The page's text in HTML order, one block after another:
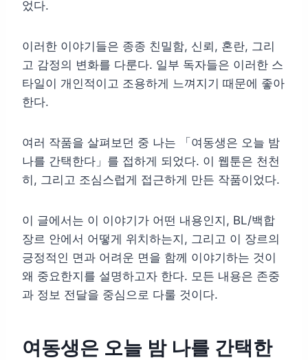
었다.
이러한 이야기들은 종종 친밀함, 신뢰, 혼란, 그리
고 감정의 변화를 다룬다. 일부 독자들은 이러한 스
타일이 개인적이고 조용하게 느껴지기 때문에 좋아
한다.
여러 작품을 살펴보던 중 나는 「여동생은 오늘 밤
나를 간택한다」를 접하게 되었다. 이 웹툰은 천천
히, 그리고 조심스럽게 접근하게 만든 작품이었다.
이 글에서는 이 이야기가 어떤 내용인지, BL/백합
장르 안에서 어떻게 위치하는지, 그리고 이 장르의
긍정적인 면과 어려운 면을 함께 이야기하는 것이
왜 중요한지를 설명하고자 한다. 모든 내용은 존중
과 정보 전달을 중심으로 다룰 것이다.
여동생은 오늘 밤 나를 간택한